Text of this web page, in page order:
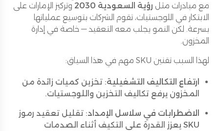
مع مبادرات مثل رؤية السعودية 2030
وتركيز الإمارات على
الابتكار في اللوجستيات، تقوم الشركات بتوسيع عملياتها
بسرعة. لكن النمو يجلب معه التعقيد — خاصة في إدارة
المخزون.
لهذا السبب تقنين SKU مهم في هذا السياق:
ارتفاع التكاليف التشغيلية: تخزين كميات زائدة من
المخزون يرفع تكاليف التخزين واللوجستيات.
الاضطرابات في سلاسل الإمداد: تقليل تعقيد رموز
SKU يعزز القدرة على التكيف أثناء الصدمات